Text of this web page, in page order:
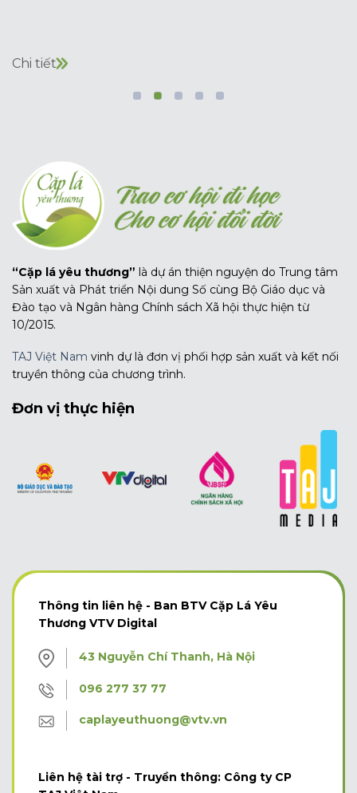
Chi tiết
“Cặp lá yêu thương” là dự án thiện nguyện do Trung tâm
Sản xuất và Phát triển Nội dung Số cùng Bộ Giáo dục và
Đào tạo và Ngân hàng Chính sách Xã hội thực hiện từ
10/2015.
TAJ Việt Nam vinh dự là đơn vị phối hợp sản xuất và kết nối
truyền thông của chương trình.
Đơn vị thực hiện
Thông tin liên hệ - Ban BTV Cặp Lá Yêu
Thương VTV Digital
43 Nguyễn Chí Thanh, Hà Nội
096 277 37 77
caplayeuthuong@vtv.vn
Liên hệ tài trợ - Truyền thông: Công ty CP